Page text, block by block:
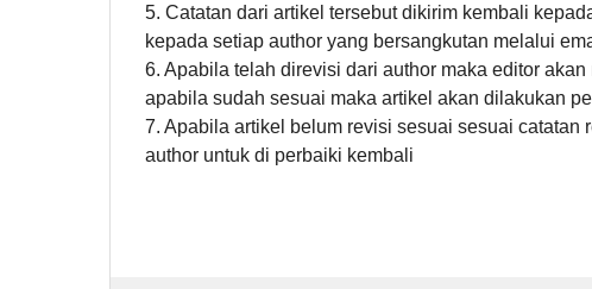
5. Catatan dari artikel tersebut dikirim kembali
kepada setiap author yang bersangkutan melalui
6. Apabila telah direvisi dari author maka editor
apabila sudah sesuai maka artikel akan dilakukan
7. Apabila artikel belum revisi sesuai sesuai
author untuk di perbaiki kembali